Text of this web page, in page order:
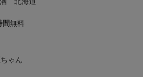
間無料
ゃん